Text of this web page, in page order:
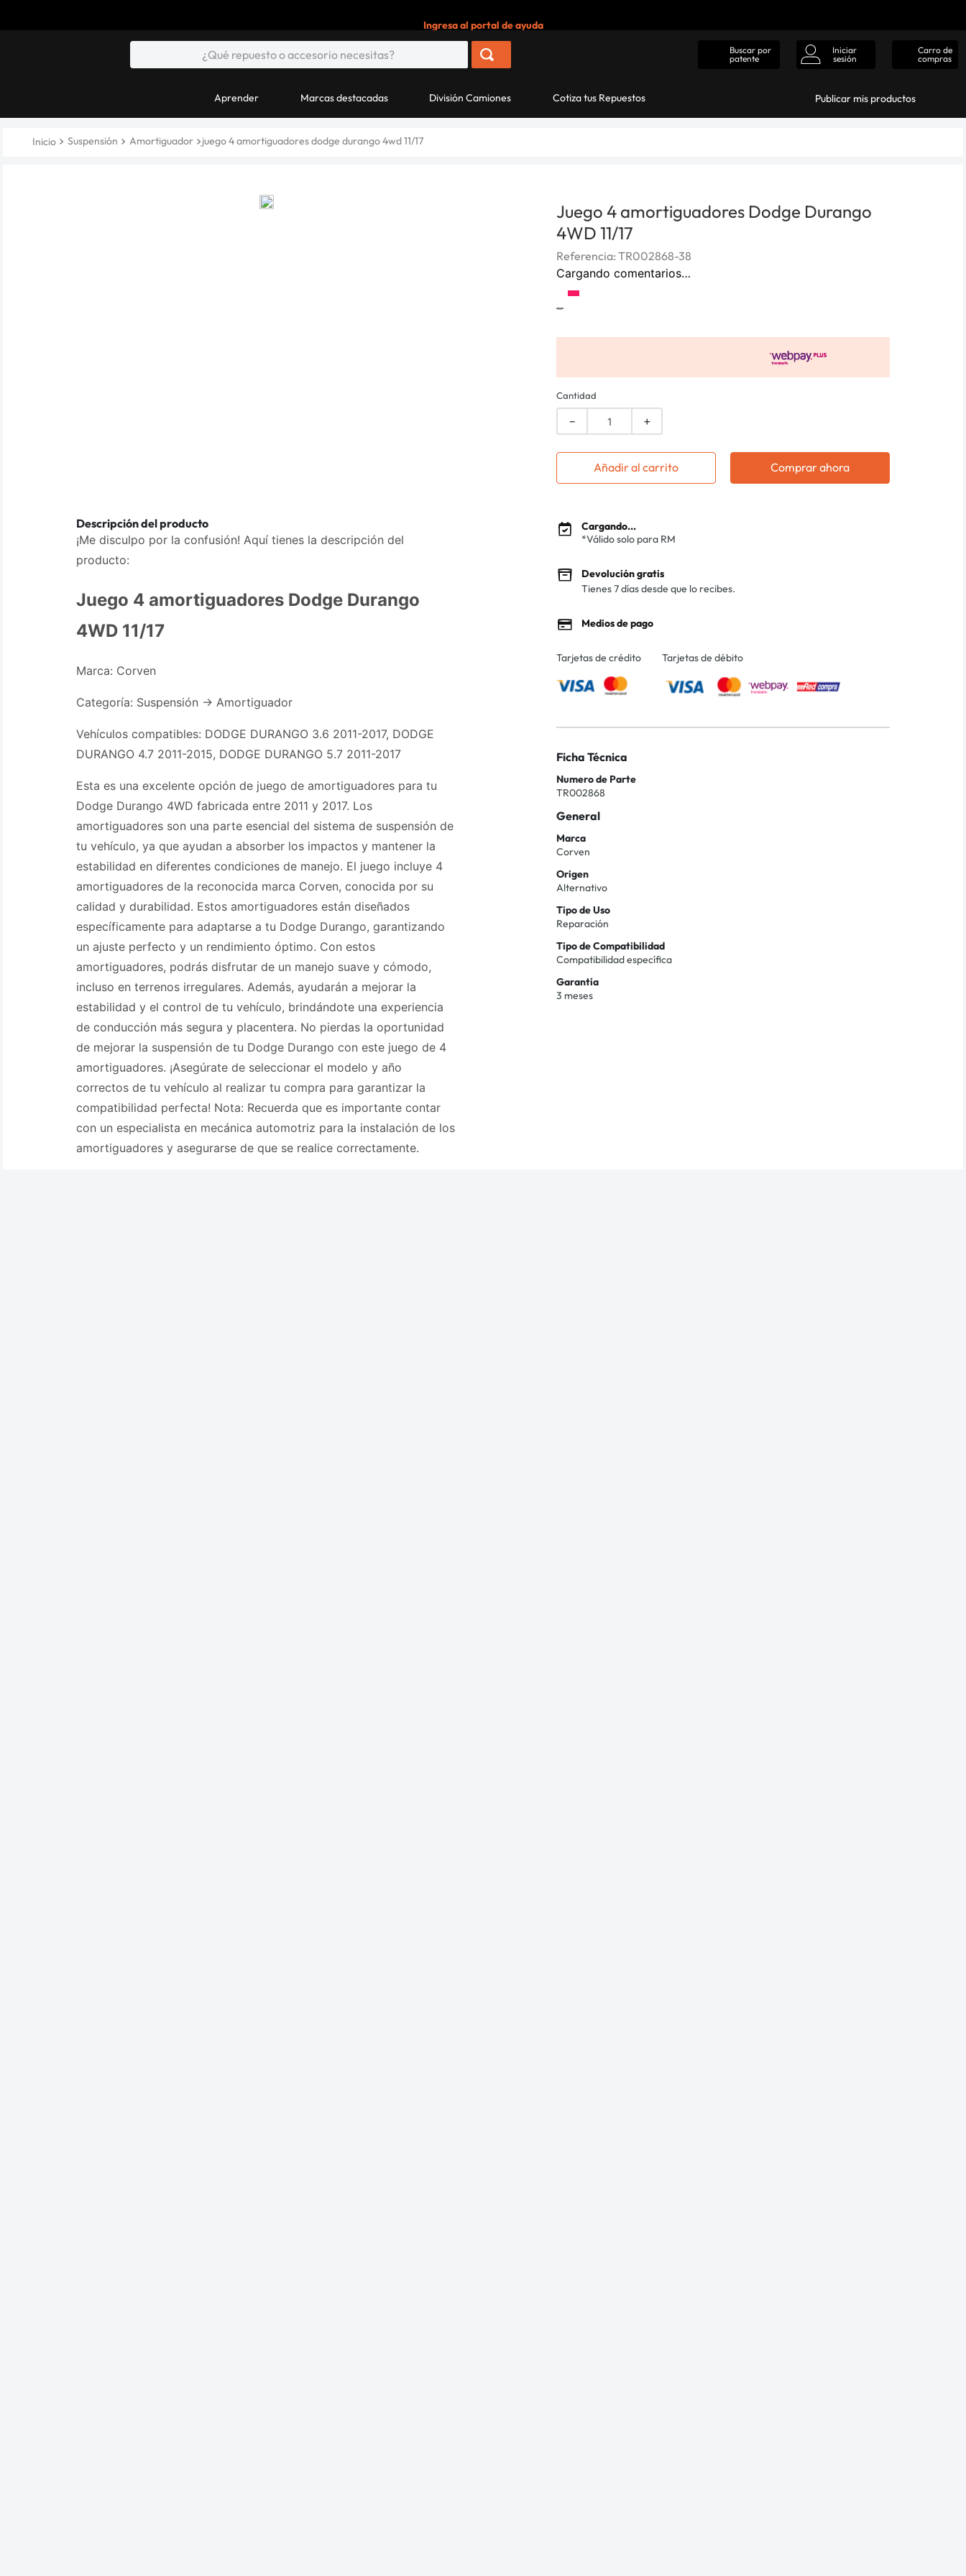
Ingresa al portal de ayuda
Buscar por
patente
Iniciar
sesión
Carro de
compras
Aprender Marcas destacadas División Camiones Cotiza tus Repuestos Publicar mis productos
Suspensión Amortiguador juego 4 amortiguadores dodge durango 4wd 11/17
Descripción del producto
¡Me disculpo por la confusión! Aquí tienes la descripción del
producto:
Juego 4 amortiguadores Dodge Durango
4WD 11/17
Marca: Corven
Categoría: Suspensión -> Amortiguador
Vehículos compatibles: DODGE DURANGO 3.6 2011-2017, DODGE
DURANGO 4.7 2011-2015, DODGE DURANGO 5.7 2011-2017
Esta es una excelente opción de juego de amortiguadores para tu
Dodge Durango 4WD fabricada entre 2011 y 2017. Los
amortiguadores son una parte esencial del sistema de suspensión de
tu vehículo, ya que ayudan a absorber los impactos y mantener la
estabilidad en diferentes condiciones de manejo. El juego incluye 4
amortiguadores de la reconocida marca Corven, conocida por su
calidad y durabilidad. Estos amortiguadores están diseñados
específicamente para adaptarse a tu Dodge Durango, garantizando
un ajuste perfecto y un rendimiento óptimo. Con estos
amortiguadores, podrás disfrutar de un manejo suave y cómodo,
incluso en terrenos irregulares. Además, ayudarán a mejorar la
estabilidad y el control de tu vehículo, brindándote una experiencia
de conducción más segura y placentera. No pierdas la oportunidad
de mejorar la suspensión de tu Dodge Durango con este juego de 4
amortiguadores. ¡Asegúrate de seleccionar el modelo y año
correctos de tu vehículo al realizar tu compra para garantizar la
compatibilidad perfecta! Nota: Recuerda que es importante contar
con un especialista en mecánica automotriz para la instalación de los
amortiguadores y asegurarse de que se realice correctamente.
Juego 4 amortiguadores Dodge Durango
4WD 11/17
Referencia: TR002868-38
Cargando comentarios…
-
Cantidad
＋
－
Añadir al carrito Comprar ahora
Cargando...
*Válido solo para RM
Devolución gratis
Tienes 7 días desde que lo recibes.
Medios de pago
Tarjetas de crédito Tarjetas de débito
Ficha Técnica
Numero de Parte
TR002868
General
Marca
Corven
Origen
Alternativo
Tipo de Uso
Reparación
Tipo de Compatibilidad
Compatibilidad específica
Garantía
3 meses